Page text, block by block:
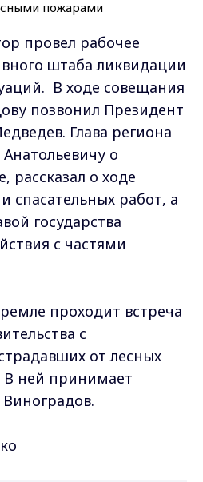
провел рабочее
штаба ликвидации
В ходе совещания
позвонил Президент
Глава региона
о
рассказал о ходе
спасательных работ, а
государства
с частями
проходит встреча
с
от лесных
В ней принимает